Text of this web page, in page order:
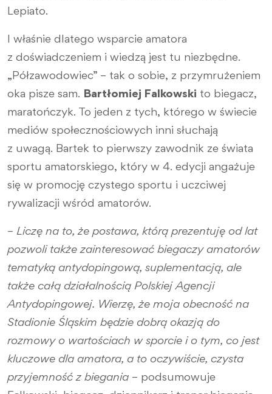
Lepiato.
I właśnie dlatego wsparcie amatora
z doświadczeniem i wiedzą jest tu niezbędne.
„Półzawodowiec” – tak o sobie, z przymrużeniem
oka pisze sam. Bartłomiej Falkowski to biegacz,
maratończyk. To jeden z tych, którego w świecie
mediów społecznościowych inni słuchają
z uwagą. Bartek to pierwszy zawodnik ze świata
sportu amatorskiego, który w 4. edycji angażuje
się w promocję czystego sportu i uczciwej
rywalizacji wśród amatorów.
– Liczę na to, że postawa, którą prezentuję od lat
pozwoli także zainteresować biegaczy amatorów
tematyką antydopingową, suplementacją, ale
także całą działalnością Polskiej Agencji
Antydopingowej. Wierzę, że moja obecność na
Stadionie Śląskim będzie dobrą okazją do
rozmowy o wartościach w sporcie i o tym, co jest
kluczowe dla amatora, a to oczywiście, czysta
przyjemność z biegania – podsumowuje